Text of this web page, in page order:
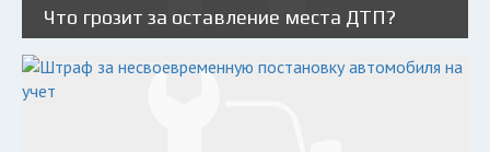
Что грозит за оставление места ДТП?